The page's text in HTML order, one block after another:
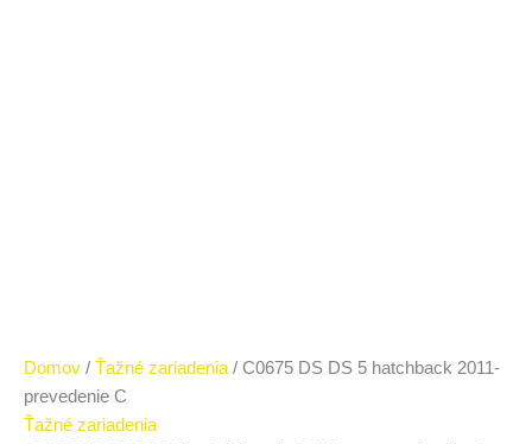
Domov / Ťažné zariadenia/ C0675 DS DS 5 hatchback 2011-
prevedenie C
Ťažné zariadenia